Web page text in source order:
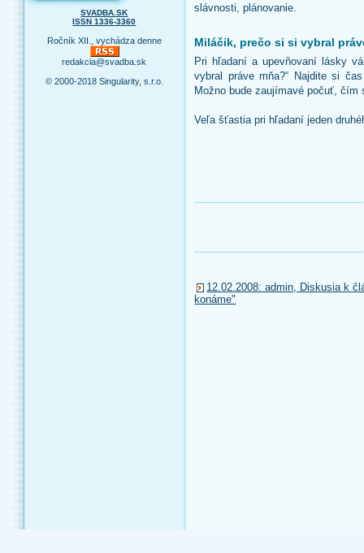
SVADBA.SK
ISSN 1336-3360
Ročník XII., vychádza denne
redakcia@svadba.sk
© 2000-2018 Singularity, s.r.o.
slávnosti, plánovanie.
Miláčik, prečo si si vybral
Pri hľadaní a upevňovaní lásky
vybral práve mňa?“ Najdite si
Možno bude zaujímavé počuť, čím
Veľa šťastia pri hľadaní jeden
12.02.2008: admin, Diskusia k
konáme"